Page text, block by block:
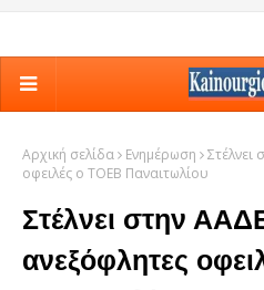
Αρχική σελίδα Ενημέρωση
Στέλνει
οφειλές ο ΤΟΕΒ Παναιτωλίου
Στέλνει στην
ανεξόφλητες